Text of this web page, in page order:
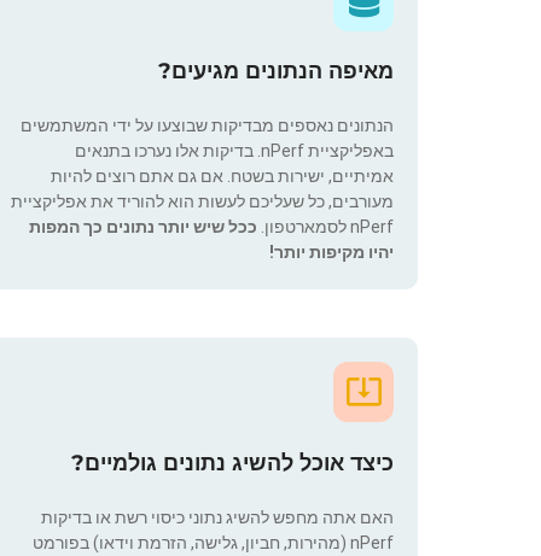
מאיפה הנתונים מגיעים?
הנתונים נאספים מבדיקות שבוצעו על ידי המשתמשים
באפליקציית nPerf. בדיקות אלו נערכו בתנאים
אמיתיים, ישירות בשטח. אם גם אתם רוצים להיות
מעורבים, כל שעליכם לעשות הוא להוריד את אפליקציית
nPerf לסמארטפון.
ככל שיש יותר נתונים כך המפות
יהיו מקיפות יותר!
כיצד אוכל להשיג נתונים גולמיים?
האם אתה מחפש להשיג נתוני כיסוי רשת או בדיקות
nPerf (מהירות, חביון, גלישה, הזרמת וידאו) בפורמט